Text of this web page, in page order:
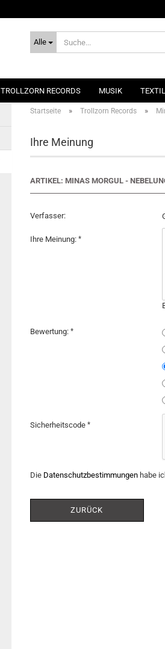
Alle
TROLLZORN RECORDS MUSIK
Startseite » Trollzorn Records »
Ihre Meinung
ARTIKEL: MINAS MORGUL -
Verfasser:
Ihre Meinung:
Bewertung:
Sicherheitscode
Die Datenschutzbestimmungenhabe
ZURÜCK